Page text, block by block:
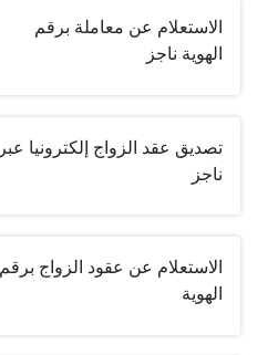
الاستعلام عن معاملة برقم
الهوية ناجز
تصديق عقد الزواج إلكترونيا عبر
ناجز
الاستعلام عن عقود الزواج برقم
الهوية